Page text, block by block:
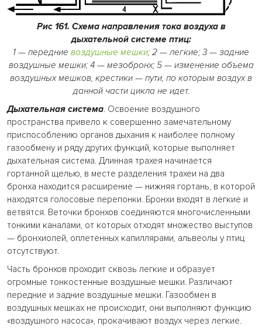
Рис 161. Схема направления тока воздуха в
дыхательной системе птиц:
1 — передние воздушные мешки; 2 — легкие; 3 — задние
воздушные мешки; 4 — мезобронх; 5 — изменение объема
воздушных мешков, крестики — пути, по которым воздух в
данной части цикла не идет.
Дыхательная система. Освоение воздушного
пространства привело к совершенно замечательному
приспособлению органов дыхания к наиболее полному
газообмену и ряду других функций, которые выполняет
дыхательная система. Длинная трахея начинается
гортанной щелью, в месте разделения трахеи на два
бронха находится расширение — нижняя гортань, в которой
находятся голосовые перепонки. Бронхи входят в легкие и
ветвятся. Веточки бронхов соединяются многочисленными
тонкими каналами, от которых отходят множество выступов
— бронхиолей, оплетенных капиллярами, альвеолы у птиц
отсутствуют.
Часть бронхов проходит сквозь легкие и образует
огромные тонкостенные воздушные мешки. Различают
передние и задние воздушные мешки. Газообмен в
воздушных мешках не происходит, они выполняют функцию
«воздушного насоса», прокачивают воздух через легкие.